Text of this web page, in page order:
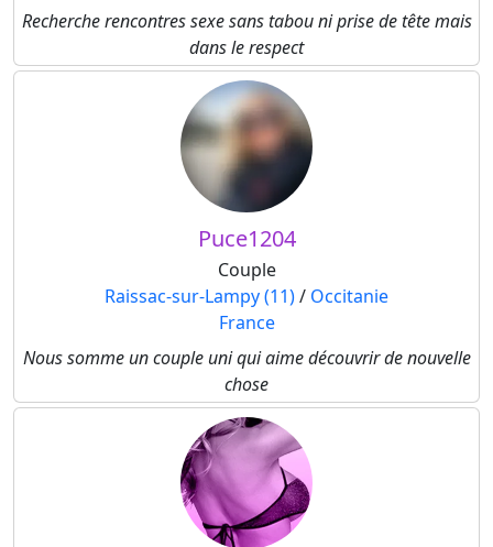
Recherche rencontres sexe sans tabou ni prise de tête mais
dans le respect
Puce1204
Couple
Raissac-sur-Lampy (11)/ Occitanie
France
Nous somme un couple uni qui aime découvrir de nouvelle
chose